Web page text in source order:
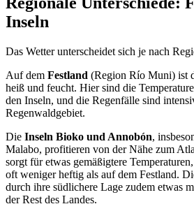
Inseln
Das Wetter unterscheidet sich je nach
Auf dem Festland (Region Río Muni) ist
heiß und feucht. Hier sind die
den Inseln, und die Regenfälle sind
Regenwaldgebiet.
Die Inseln Bioko und Annobón,
Malabo, profitieren von der Nähe zum
sorgt für etwas gemäßigtere
oft weniger heftig als auf dem Festland.
durch ihre südlichere Lage zudem etwas
der Rest des Landes.